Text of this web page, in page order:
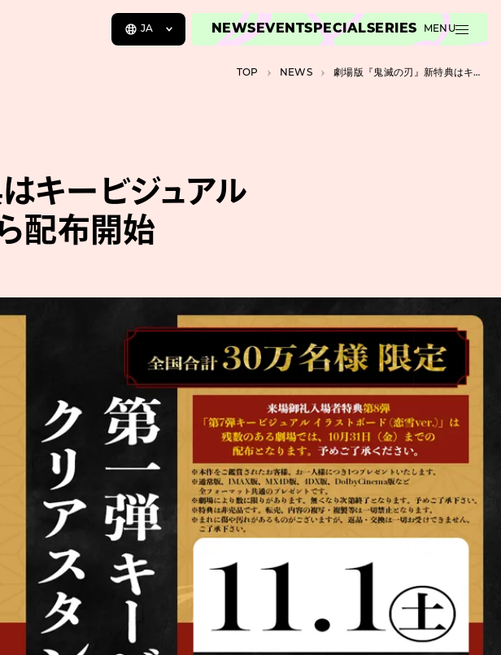
JA NEWS EVENTSPECIALSERIES MENU
TOP NEWS 劇場版『鬼滅の刃』新特典はキービジュアルのクリアスタンド、11月から配布開始
キービジュアル
配布開始